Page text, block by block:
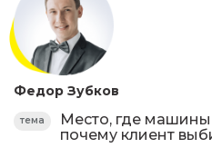
Федор Зубков
тема
Место, где
почему клиент